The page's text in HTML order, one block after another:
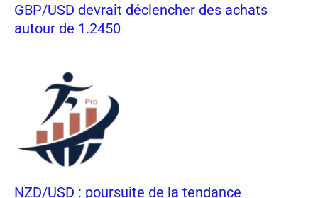
GBP/USD devrait déclencher des achats
autour de 1.2450
NZD/USD : poursuite de la tendance